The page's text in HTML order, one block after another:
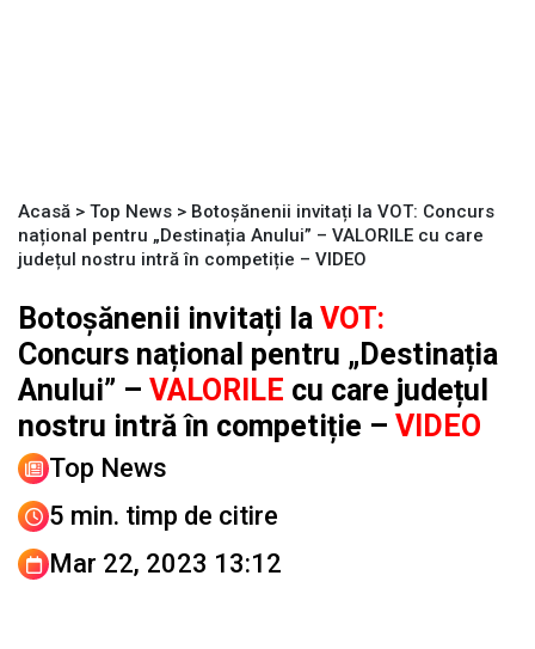
Acasă > Top News > Botoșănenii invitați la VOT: Concurs
național pentru „Destinația Anului” – VALORILE cu care
județul nostru intră în competiție – VIDEO
Botoșănenii invitați la VOT:
Concurs național pentru „Destinația
Anului” – VALORILE cu care județul
nostru intră în competiție – VIDEO
Top News
5 min. timp de citire
Mar 22, 2023 13:12